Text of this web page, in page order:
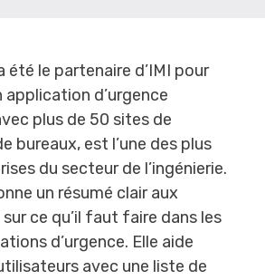
été le partenaire d’IMI pour
d’urgence
plus de 50 sites de
bureaux, est l’une des plus
du secteur de l’ingénierie.
un résumé clair aux
sur ce qu’il faut faire dans les
d’urgence. Elle aide
avec une liste de